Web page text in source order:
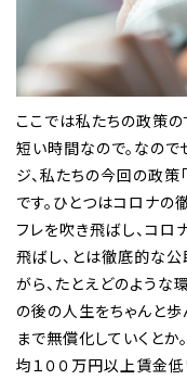
ここでは私たちの政策
短い時間なので。なの
ジ、私たちの今回の政策
です。ひとつはコロナの
フレを吹き飛ばし、コロ
飛ばし、とは徹底的な
がら、たとえどのような
の後の人生をちゃんと
まで無償化していくとか
均１００万円以上賃金